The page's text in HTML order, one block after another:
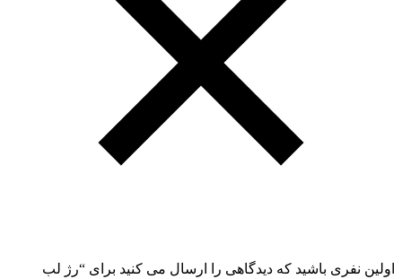
اولین نفری باشید که دیدگاهی را ارسال می کنید برای “رژ لب